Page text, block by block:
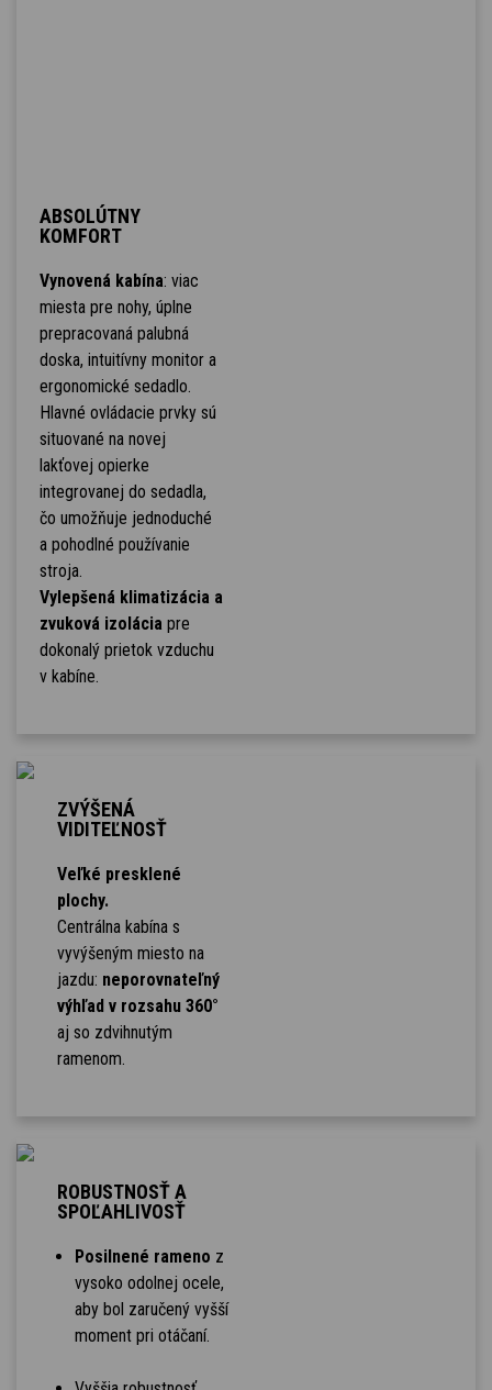
ABSOLÚTNY
KOMFORT
Vynovená kabína: viac
miesta pre nohy, úplne
prepracovaná palubná
doska, intuitívny monitor a
ergonomické sedadlo.
Hlavné ovládacie prvky sú
situované na novej
lakťovej opierke
integrovanej do sedadla,
čo umožňuje jednoduché
a pohodlné používanie
stroja.
Vylepšená klimatizácia a
zvuková izolácia pre
dokonalý prietok vzduchu
v kabíne.
ZVÝŠENÁ
VIDITEĽNOSŤ
Veľké presklené
plochy.
Centrálna kabína s
vyvýšeným miesto na
jazdu: neporovnateľný
výhľad v rozsahu 360°
aj so zdvihnutým
ramenom.
ROBUSTNOSŤ A
SPOĽAHLIVOSŤ
Posilnené rameno z
vysoko odolnej ocele,
aby bol zaručený vyšší
moment pri otáčaní.